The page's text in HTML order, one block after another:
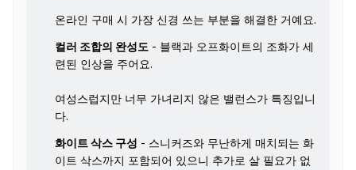
온라인 구매 시 가장 신경 쓰는 부분을 해결한 거예요.
컬러 조합의 완성도 - 블랙과 오프화이트의 조화가 세
련된 인상을 주어요.
여성스럽지만 너무 가녀리지 않은 밸런스가 특징입니
다.
화이트 삭스 구성 - 스니커즈와 무난하게 매치되는 화
이트 삭스까지 포함되어 있으니 추가로 살 필요가 없